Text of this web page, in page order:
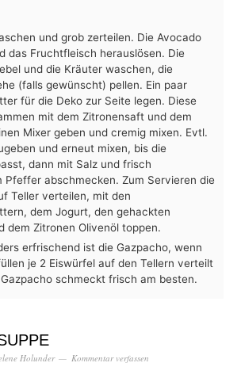
und grob zerteilen. Die Avocado
das Fruchtfleisch herauslösen. Die
und die Kräuter waschen, die
(falls gewünscht) pellen. Ein paar
für die Deko zur Seite legen. Diese
mit dem Zitronensaft und dem
Mixer geben und cremig mixen. Evtl.
und erneut mixen, bis die
dann mit Salz und frisch
Pfeffer abschmecken. Zum Servieren die
Teller verteilen, mit den
dem Jogurt, den gehackten
dem Zitronen Olivenöl toppen.
erfrischend ist die Gazpacho, wenn
je 2 Eiswürfel auf den Tellern verteilt
schmeckt frisch am besten.
Holunder Kommentar verfassen